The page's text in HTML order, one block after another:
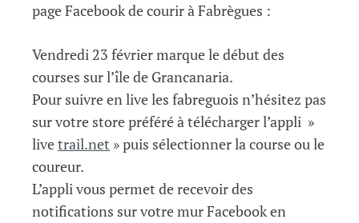
page Facebook de courir à Fabrègues :
Vendredi 23 février marque le début des
courses sur l’île de Grancanaria.
Pour suivre en live les fabreguois n’hésitez pas
sur votre store préféré à télécharger l’appli »
livetrail.net » puis sélectionner la course ou le
coureur.
L’appli vous permet de recevoir des
notifications sur votre mur Facebook en